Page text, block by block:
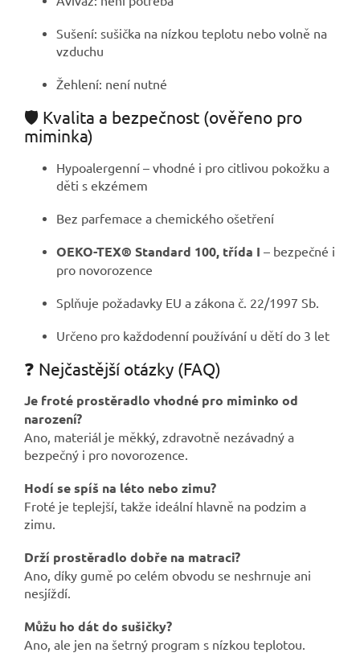
Sušení: sušička na nízkou teplotu nebo volně na
vzduchu
Žehlení: není nutné
🛡️ Kvalita a bezpečnost (ověřeno pro
miminka)
Hypoalergenní – vhodné i pro citlivou pokožku a
děti s ekzémem
Bez parfemace a chemického ošetření
OEKO-TEX® Standard 100, třída I – bezpečné i
pro novorozence
Splňuje požadavky EU a zákona č. 22/1997 Sb.
Určeno pro každodenní používání u dětí do 3 let
❓ Nejčastější otázky (FAQ)
Je froté prostěradlo vhodné pro miminko od
narození?
Ano, materiál je měkký, zdravotně nezávadný a
bezpečný i pro novorozence.
Hodí se spíš na léto nebo zimu?
Froté je teplejší, takže ideální hlavně na podzim a
zimu.
Drží prostěradlo dobře na matraci?
Ano, díky gumě po celém obvodu se neshrnuje ani
nesjíždí.
Můžu ho dát do sušičky?
Ano, ale jen na šetrný program s nízkou teplotou.